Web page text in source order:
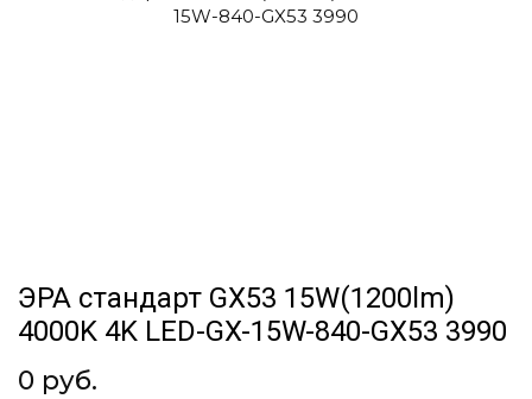
ЭРА стандарт GX53 15W(1200lm)
4000K 4K LED-GX-15W-840-GX53 3990
0 руб.